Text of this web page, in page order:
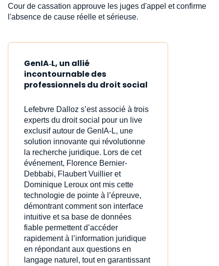
Cour de cassation approuve les juges d'appel et confirme
l'absence de cause réelle et sérieuse.
GenIA‑L, un allié
incontournable des
professionnels du droit social
Lefebvre Dalloz s’est associé à trois
experts du droit social pour un live
exclusif autour de GenIA‑L, une
solution innovante qui révolutionne
la recherche juridique. Lors de cet
événement, Florence Bernier-
Debbabi, Flaubert Vuillier et
Dominique Leroux ont mis cette
technologie de pointe à l’épreuve,
démontrant comment son interface
intuitive et sa base de données
fiable permettent d’accéder
rapidement à l’information juridique
en répondant aux questions en
langage naturel, tout en garantissant